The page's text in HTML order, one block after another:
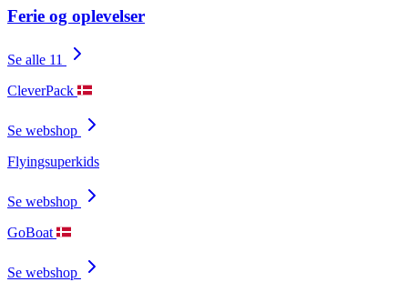
Ferie og oplevelser
Se alle 11
CleverPack
Se webshop
Flyingsuperkids
Se webshop
GoBoat
Se webshop